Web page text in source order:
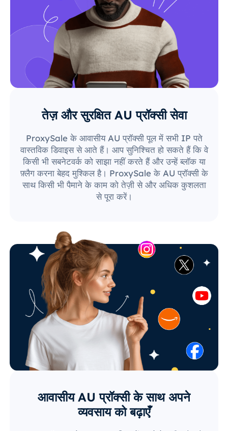
तेज़ और सुरक्षित AU प्रॉक्सी सेवा
ProxySale के आवासीय AU प्रॉक्सी पूल में सभी IP पते
वास्तविक डिवाइस से आते हैं। आप सुनिश्चित हो सकते हैं कि वे
किसी भी सबनेटवर्क को साझा नहीं करते हैं और उन्हें ब्लॉक या
फ़्लैग करना बेहद मुश्किल है। ProxySale के AU प्रॉक्सी के
साथ किसी भी पैमाने के काम को तेज़ी से और अधिक कुशलता
से पूरा करें।
आवासीय AU प्रॉक्सी के साथ अपने
व्यवसाय को बढ़ाएँ